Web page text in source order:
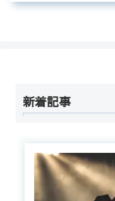
新着記事